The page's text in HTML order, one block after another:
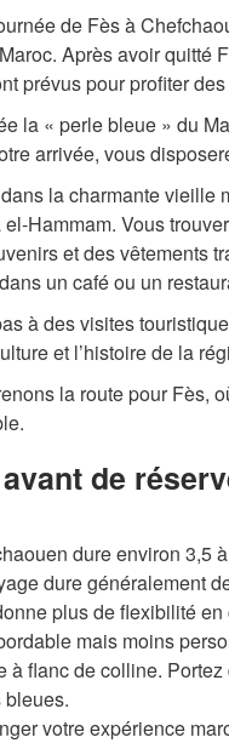
de Fès à
Après avoir quitté
prévus pour profiter
la « perle bleue » du
arrivée, vous
la charmante
Hammam. Vous
et des vêtements
un café ou un
à des visites
et l’histoire de la
la route pour
de
dure environ 3,5
dure généralement
plus de flexibilité
mais moins
à flanc de colline.
votre expérience